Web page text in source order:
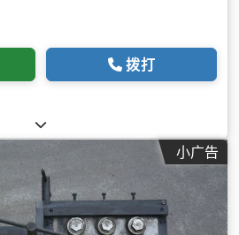
拨打
小广告